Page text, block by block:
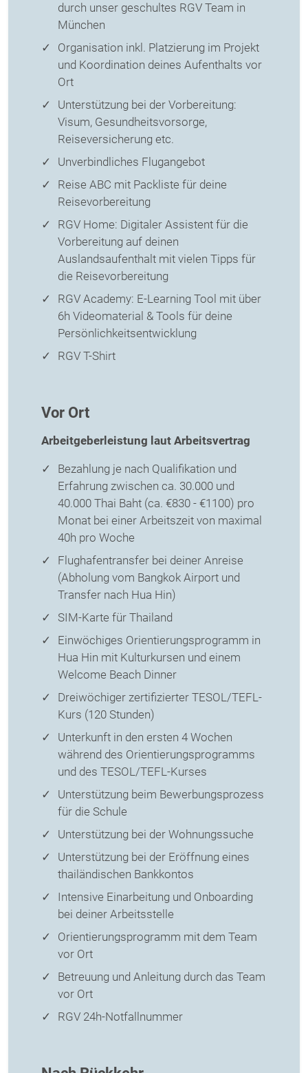
durch unser geschultes RGV Team in
München
Organisation inkl. Platzierung im Projekt
und Koordination deines Aufenthalts vor
Ort
Unterstützung bei der Vorbereitung:
Visum, Gesundheitsvorsorge,
Reiseversicherung etc.
Unverbindliches Flugangebot
Reise ABC mit Packliste für deine
Reisevorbereitung
RGV Home: Digitaler Assistent für die
Vorbereitung auf deinen
Auslandsaufenthalt mit vielen Tipps für
die Reisevorbereitung
RGV Academy: E-Learning Tool mit über
6h Videomaterial & Tools für deine
Persönlichkeitsentwicklung
RGV T-Shirt
Vor Ort
Arbeitgeberleistung laut Arbeitsvertrag
Bezahlung je nach Qualifikation und
Erfahrung zwischen ca. 30.000 und
40.000 Thai Baht (ca. €830 - €1100) pro
Monat bei einer Arbeitszeit von maximal
40h pro Woche
Flughafentransfer bei deiner Anreise
(Abholung vom Bangkok Airport und
Transfer nach Hua Hin)
SIM-Karte für Thailand
Einwöchiges Orientierungsprogramm in
Hua Hin mit Kulturkursen und einem
Welcome Beach Dinner
Dreiwöchiger zertifizierter TESOL/TEFL-
Kurs (120 Stunden)
Unterkunft in den ersten 4 Wochen
während des Orientierungsprogramms
und des TESOL/TEFL-Kurses
Unterstützung beim Bewerbungsprozess
für die Schule
Unterstützung bei der Wohnungssuche
Unterstützung bei der Eröffnung eines
thailändischen Bankkontos
Intensive Einarbeitung und Onboarding
bei deiner Arbeitsstelle
Orientierungsprogramm mit dem Team
vor Ort
Betreuung und Anleitung durch das Team
vor Ort
RGV 24h-Notfallnummer